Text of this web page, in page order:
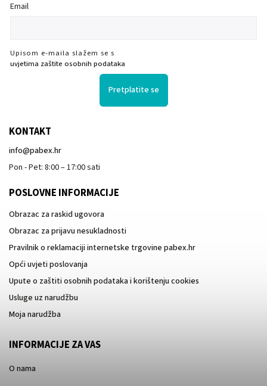
Email
Upisom e-maila slažem se s
uvjetima zaštite osobnih podataka
Pretplatite se
KONTAKT
info@pabex.hr
Pon - Pet: 8:00 – 17:00 sati
POSLOVNE INFORMACIJE
Obrazac za raskid ugovora
Obrazac za prijavu nesukladnosti
Pravilnik o reklamaciji internetske trgovine pabex.hr
Opći uvjeti poslovanja
Upute o zaštiti osobnih podataka i korištenju cookies
Usluge uz narudžbu
Moja narudžba
INFORMACIJE ZA VAS
O nama